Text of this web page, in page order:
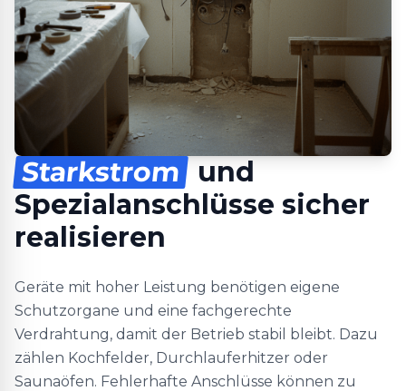
Starkstrom
und
Spezialanschlüsse sicher
realisieren
Geräte mit hoher Leistung benötigen eigene
Schutzorgane und eine fachgerechte
Verdrahtung, damit der Betrieb stabil bleibt. Dazu
zählen Kochfelder, Durchlauferhitzer oder
Saunaöfen. Fehlerhafte Anschlüsse können zu